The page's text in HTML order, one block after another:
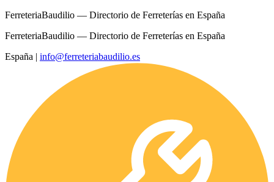
FerreteriaBaudilio — Directorio de Ferreterías en España
FerreteriaBaudilio — Directorio de Ferreterías en España
España | info@ferreteriabaudilio.es